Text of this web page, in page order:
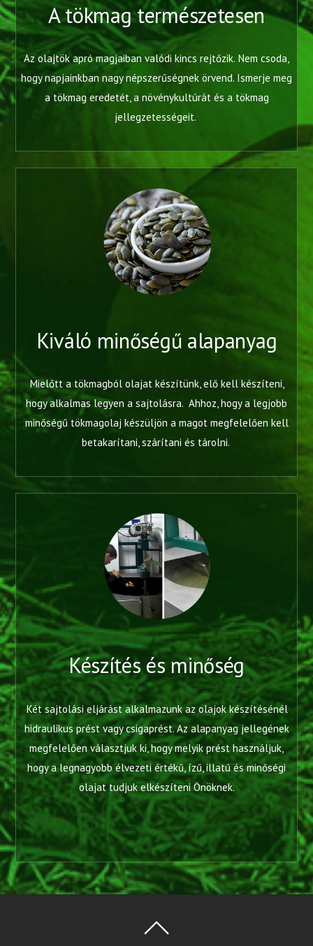
A tökmag természetesen
Az olajtök apró magjaiban valódi kincs rejtőzik. Nem csoda,
hogy napjainkban nagy népszerűségnek örvend. Ismerje meg
a tökmag eredetét, a növénykultúrát és a tökmag
jellegzetességeit.
Kiváló minőségű alapanyag
Mielőtt a tökmagból olajat készítünk, elő kell készíteni,
hogy alkalmas legyen a sajtolásra. Ahhoz, hogy a legjobb
minőségű tökmagolaj készüljön a magot megfelelően kell
betakarítani, szárítani és tárolni.
Készítés és minőség
Két sajtolási eljárást alkalmazunk az olajok készítésénél
hidraulikus prést vagy csigaprést. Az alapanyag jellegének
megfelelően választjuk ki, hogy melyik prést használjuk,
hogy a legnagyobb élvezeti értékű, ízű, illatú és minőségi
olajat tudjuk elkészíteni Önöknek.